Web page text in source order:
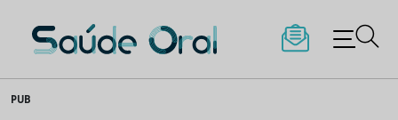
to
Saúde Oral
PUB